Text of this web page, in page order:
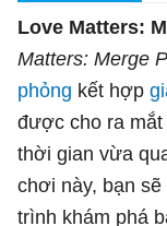
Love Matters:
Matters: Merge
phỏng kết hợp
được cho ra
thời gian vừa
chơi này, bạn sẽ
trình khám phá